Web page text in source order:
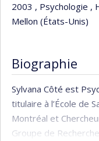
2003 , Psychologie ,
Mellon (États-Unis)
Biographie
Sylvana Côté est
titulaire à l’École de
Montréal et
Groupe de